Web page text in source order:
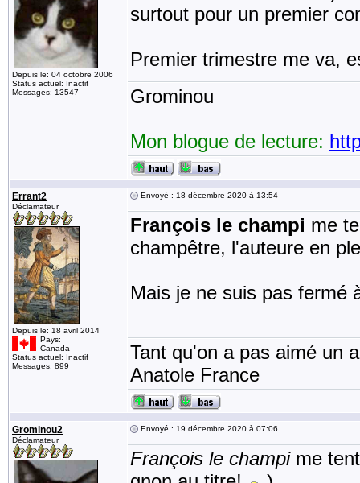
Depuis le: 04 octobre 2006
Status actuel: Inactif
Messages: 13547
surtout pour un premier
Premier trimestre me va,
Grominou
Mon blogue de lecture:
Errant2
Déclamateur
Depuis le: 18 avril 2014
Pays:
Canada
Status actuel: Inactif
Messages: 899
Envoyé : 18 décembre 2020 à 13:54
François le champi me
champêtre, l'auteure en
Mais je ne suis pas fermé
Tant qu'on a pas aimé un
Anatole France
Grominou2
Déclamateur
Envoyé : 19 décembre 2020 à 07:06
François le champime